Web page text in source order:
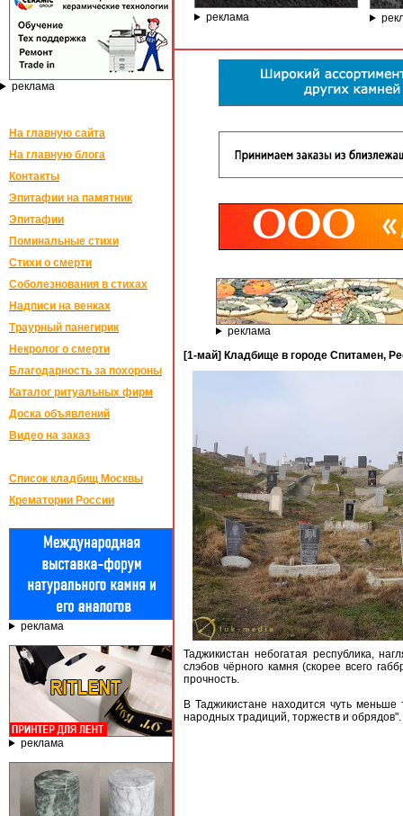
реклама
На главную сайта
На главную блога
Контакты
Эпитафии на памятник
Эпитафии
Поминальные стихи
Стихи о смерти
Соболезнования в стихах
Надписи на венках
Траурный панегирик
Некролог о смерти
Благодарность за похороны
Каталог ритуальных фирм
Доска объявлений
Видео на заказ
Список кладбищ Москвы
Крематории России
реклама
реклама
реклама
реклама
[1-май] Кладбище в городе Спитамен,
Таджикистан небогатая республика,
слэбов чёрного камня (скорее всего
прочность.
В Таджикистане находится чуть
народных традиций, торжеств и обрядов".